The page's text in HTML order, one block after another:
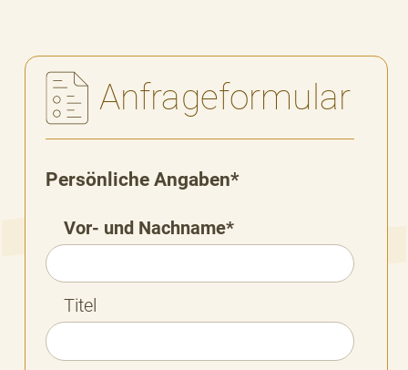
Anfrageformular
Persönliche Angaben*
Vor- und Nachname*
Titel